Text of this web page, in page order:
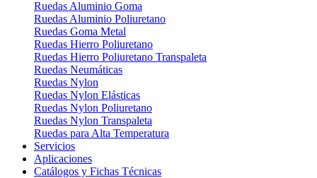
Ruedas Aluminio Goma
Ruedas Aluminio Poliuretano
Ruedas Goma Metal
Ruedas Hierro Poliuretano
Ruedas Hierro Poliuretano Transpaleta
Ruedas Neumáticas
Ruedas Nylon
Ruedas Nylon Elásticas
Ruedas Nylon Poliuretano
Ruedas Nylon Transpaleta
Ruedas para Alta Temperatura
Servicios
Aplicaciones
Catálogos y Fichas Técnicas